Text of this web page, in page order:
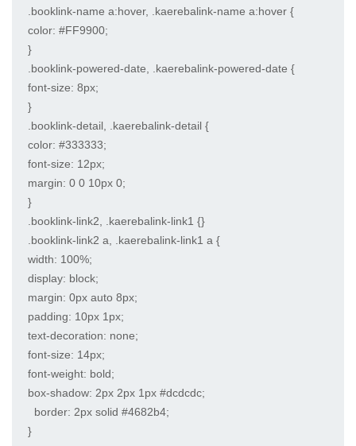
.booklink-name a:hover, .kaerebalink-name a:hover {
color: #FF9900;
}
.booklink-powered-date, .kaerebalink-powered-date {
font-size: 8px;
}
.booklink-detail, .kaerebalink-detail {
color: #333333;
font-size: 12px;
margin: 0 0 10px 0;
}
.booklink-link2, .kaerebalink-link1 {}
.booklink-link2 a, .kaerebalink-link1 a {
width: 100%;
display: block;
margin: 0px auto 8px;
padding: 10px 1px;
text-decoration: none;
font-size: 14px;
font-weight: bold;
box-shadow: 2px 2px 1px #dcdcdc;
  border: 2px solid #4682b4;
}